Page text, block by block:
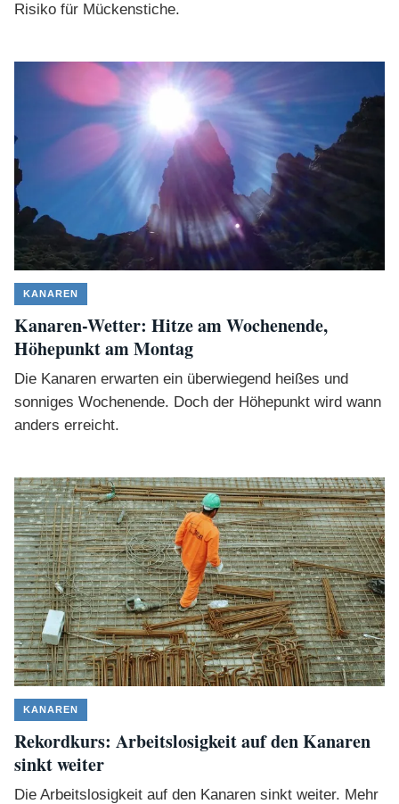
Risiko für Mückenstiche.
KANAREN
Kanaren-Wetter: Hitze am Wochenende,
Höhepunkt am Montag
Die Kanaren erwarten ein überwiegend heißes und
sonniges Wochenende. Doch der Höhepunkt wird wann
anders erreicht.
KANAREN
Rekordkurs: Arbeitslosigkeit auf den Kanaren
sinkt weiter
Die Arbeitslosigkeit auf den Kanaren sinkt weiter. Mehr